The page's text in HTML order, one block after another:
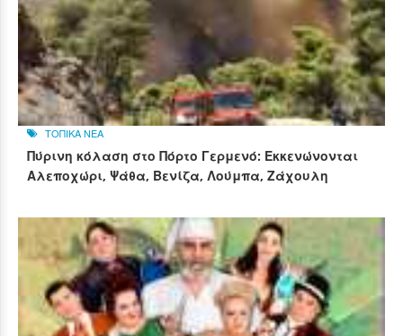
ΤΟΠΙΚΑ ΝΕΑ
Πύρινη κόλαση στο Πόρτο Γερμενό: Εκκενώνονται
Αλεποχώρι, Ψάθα, Βενίζα, Λούμπα, Ζάχουλη